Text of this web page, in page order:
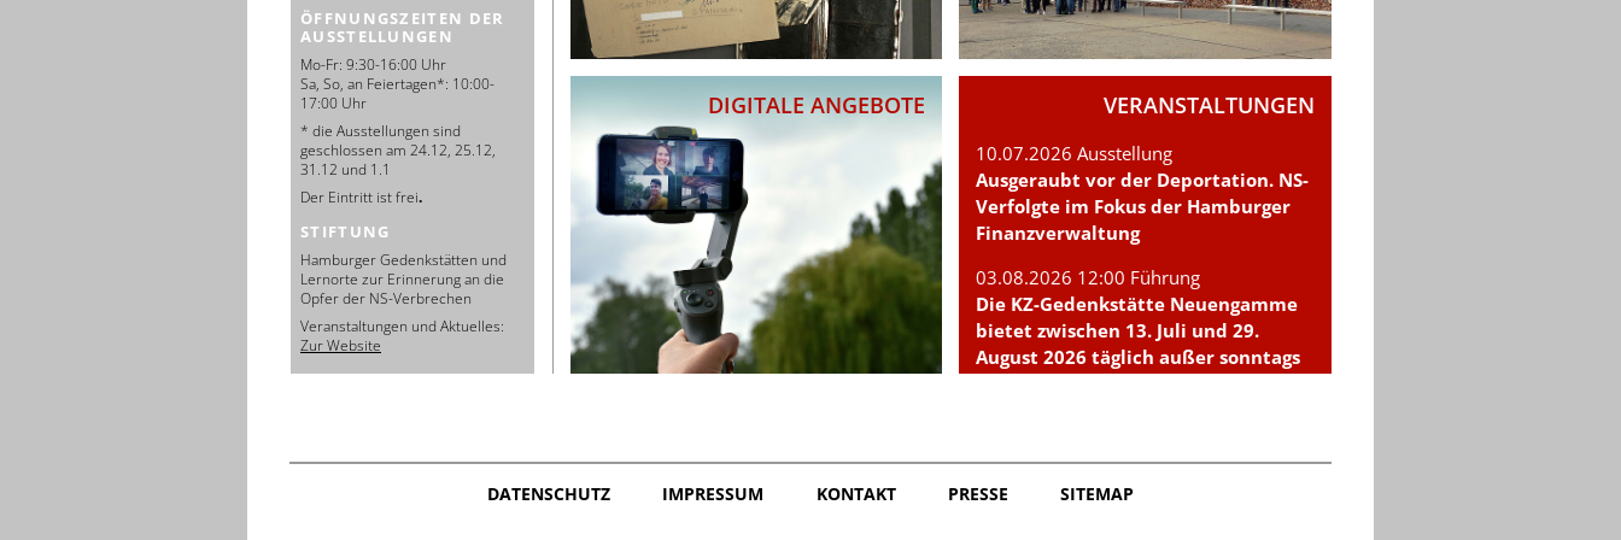
DIGITALE ANGEBOTE VERANSTALTUNGEN
10.07.2026 Ausstellung
Ausgeraubt vor der Deportation. NS-
Verfolgte im Fokus der Hamburger
Finanzverwaltung
03.08.2026 12:00 Führung
Die KZ-Gedenkstätte Neuengamme
bietet zwischen 13. Juli und 29.
August 2026 täglich außer sonntags
ÖFFNUNGSZEITEN DER
AUSSTELLUNGEN
Mo-Fr: 9:30-16:00 Uhr
Sa, So, an Feiertagen*: 10:00-
17:00 Uhr
* die Ausstellungen sind
geschlossen am 24.12, 25.12,
31.12 und 1.1
Der Eintritt ist frei.
STIFTUNG
Hamburger Gedenkstätten und
Lernorte zur Erinnerung an die
Opfer der NS-Verbrechen
Veranstaltungen und Aktuelles:
Zur Website
DATENSCHUTZ IMPRESSUM KONTAKT PRESSE SITEMAP